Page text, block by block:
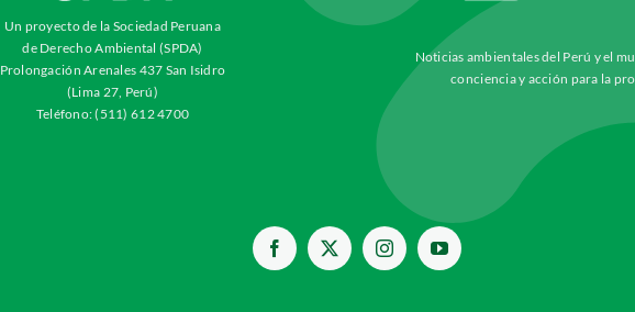
Un proyecto de la Sociedad Peruana
de Derecho Ambiental (SPDA)
Prolongación Arenales 437 San Isidro
(Lima 27, Perú)
Teléfono: (511) 612 4700
Noticias ambientales del Perú y el
conciencia y acción para la